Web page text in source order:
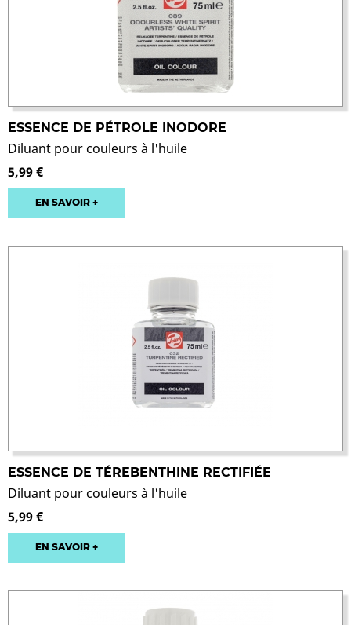
ESSENCE DE PÉTROLE INODORE
Diluant pour couleurs à l'huile
5,99 €
EN SAVOIR +
ESSENCE DE TÉREBENTHINE RECTIFIÉE
Diluant pour couleurs à l'huile
5,99 €
EN SAVOIR +